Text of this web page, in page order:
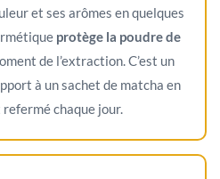
et ses arômes en quelques
protège la poudre de
de l’extraction. C’est un
à un sachet de matcha en
chaque jour.